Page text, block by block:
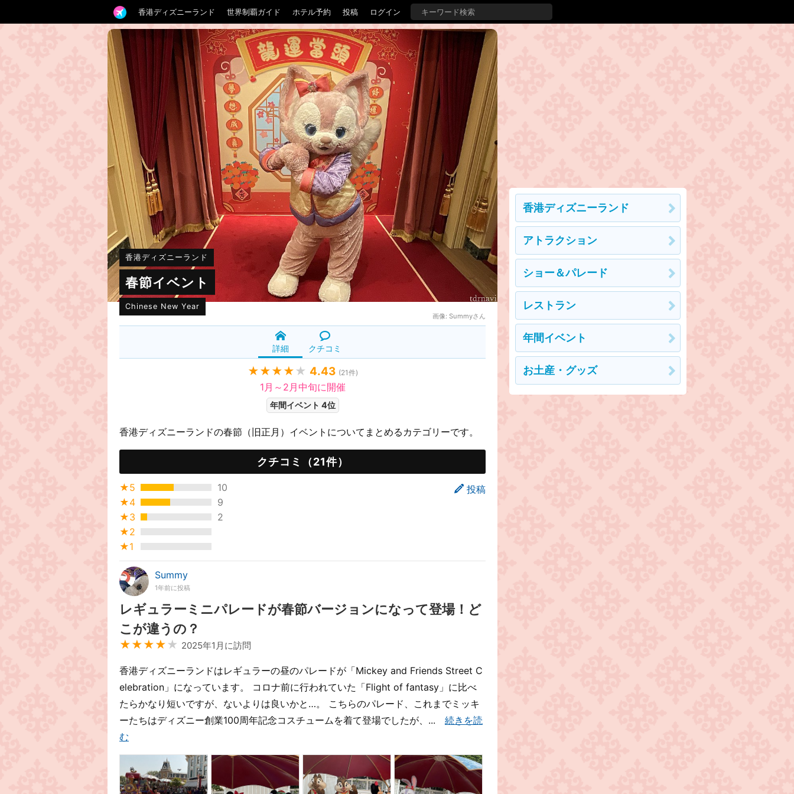
香港ディズニーランド 世界制覇ガイド ホテル予約 投稿 ログイン
香港ディズニーランド
春節イベント
Chinese New Year
画像: Summyさん
詳細 クチコミ
★★★★ ★ 4.43 (21件)
1月～2月中旬に開催
年間イベント 4位
香港ディズニーランドの春節（旧正月）イベントについてまとめるカテゴリーです。
クチコミ（21件）
投稿
★5
10
★4
9
★3
2
★2
★1
Summy
1年前に投稿
レギュラーミニパレードが春節バージョンになって登場！ど
こが違うの？
★★★★ ★ 2025年1月に訪問
香港ディズニーランドはレギュラーの昼のパレードが「Mickey and Friends Street C
elebration」になっています。 コロナ前に行われていた「Flight of fantasy」に比べ
たらかなり短いですが、ないよりは良いかと…。 こちらのパレード、これまでミッキ
ーたちはディズニー創業100周年記念コスチュームを着て登場でしたが、... 続きを読
む
香港ディズニーランド
アトラクション
ショー＆パレード
レストラン
年間イベント
お土産・グッズ